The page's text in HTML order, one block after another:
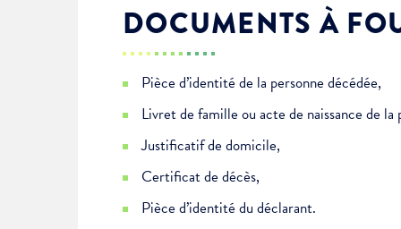
DOCUMENTS À
Pièce d’identité de la personne décédée,
Livret de famille ou acte de naissance de la
Justificatif de domicile,
Certificat de décès,
Pièce d’identité du déclarant.
Alertes Mail
Newsletter Culture